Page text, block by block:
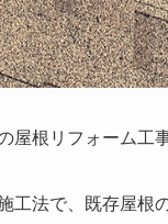
屋根リフォーム工
工法で、既存屋根